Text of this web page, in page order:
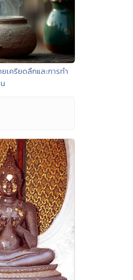
เครียดลึกและการทำ